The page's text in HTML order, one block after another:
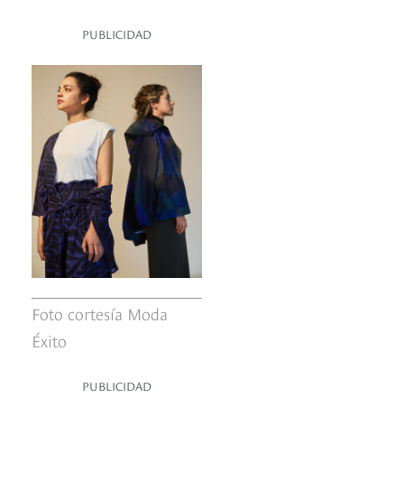
PUBLICIDAD
Foto cortesía Moda
Éxito
PUBLICIDAD